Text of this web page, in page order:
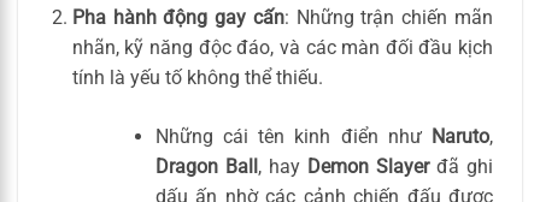
Pha hành động gay cấn: Những trận chiến mãn
nhãn, kỹ năng độc đáo, và các màn đối đầu kịch
tính là yếu tố không thể thiếu.
Những cái tên kinh điển như Naruto,
Dragon Ball, hay Demon Slayerđã ghi
dấu ấn nhờ các cảnh chiến đấu được